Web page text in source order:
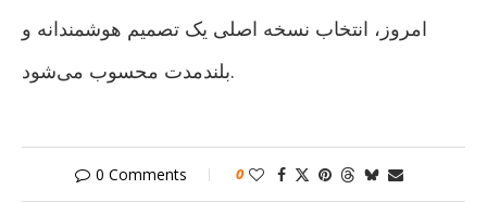
امروز، انتخاب نسخه اصلی یک تصمیم هوشمندانه و
بلندمدت محسوب می‌شود.
0 Comments 0